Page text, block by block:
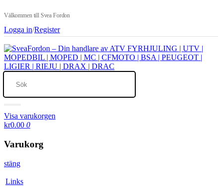
Välkommen till Svea Fordon
Logga in/Register
Visa varukorgen
kr0.00 0
Varukorg
stäng
Links